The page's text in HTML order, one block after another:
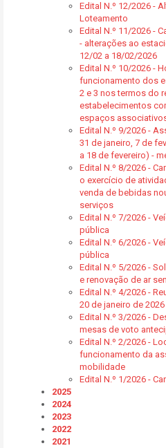
Edital N.º 12/2026 -
Loteamento
Edital N.º 11/2026 -
- alterações ao
12/02 a 18/02/2026
Edital N.º 10/2026 -
funcionamento dos
2 e 3 nos termos do
estabelecimentos
espaços
Edital N.º 9/2026 -
31 de janeiro, 7 de
a 18 de fevereiro) -
Edital N.º 8/2026 -
o exercício de
venda de bebidas
serviços
Edital N.º 7/2026 -
pública
Edital N.º 6/2026 -
pública
Edital N.º 5/2026 -
e renovação de ar
Edital N.º 4/2026 -
20 de janeiro de 2026
Edital N.º 3/2026 -
mesas de voto
Edital N.º 2/2026 -
funcionamento da
mobilidade
Edital N.º 1/2026 -
2025
2024
2023
2022
2021